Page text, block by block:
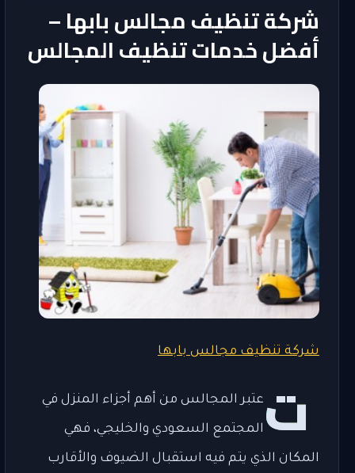
شركة تنظيف مجالس بابها –
أفضل خدمات تنظيف المجالس
شركة تنظيف مجالس بابها
ت عتبر المجالس من أهم أجزاء المنزل في
المجتمع السعودي والخليجي، فهي
المكان الذي يتم فيه استقبال الضيوف والأقارب